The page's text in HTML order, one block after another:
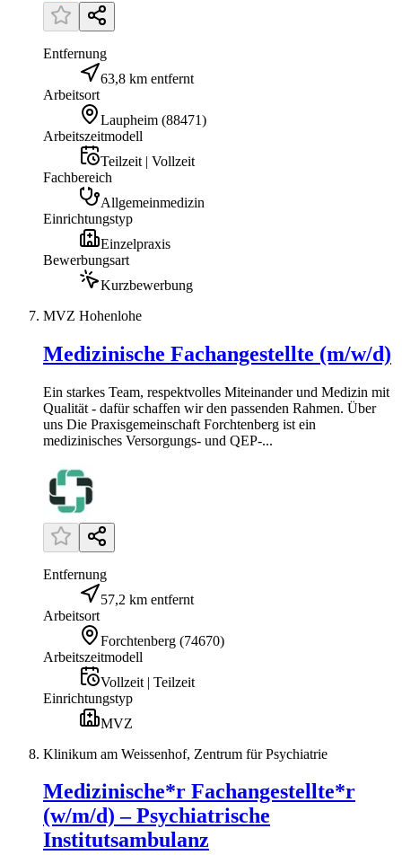
Entfernung
63,8 km entfernt
Arbeitsort
Laupheim (88471)
Arbeitszeitmodell
Teilzeit | Vollzeit
Fachbereich
Allgemeinmedizin
Einrichtungstyp
Einzelpraxis
Bewerbungsart
Kurzbewerbung
MVZ Hohenlohe
Medizinische Fachangestellte (m/w/d)
Ein starkes Team, respektvolles Miteinander und Medizin mit
Qualität - dafür schaffen wir den passenden Rahmen. Über
uns Die Praxisgemeinschaft Forchtenberg ist ein
medizinisches Versorgungs- und QEP-...
Entfernung
57,2 km entfernt
Arbeitsort
Forchtenberg (74670)
Arbeitszeitmodell
Vollzeit | Teilzeit
Einrichtungstyp
MVZ
Klinikum am Weissenhof, Zentrum für Psychiatrie
Medizinische*r Fachangestellte*r
(w/m/d) – Psychiatrische
Institutsambulanz